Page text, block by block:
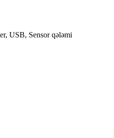
USB, Sensor qələmi